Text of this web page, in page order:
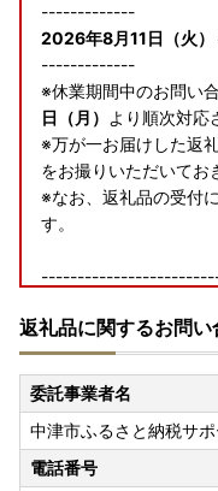
-------------
2026年8月11日（火）
-------------
※休業期間中のお問い
日（月） より順次対応
※万が一お届けした返
をお撮りいただいてお
※なお、返礼品の受付
す。
【令和8年熊本地震の
現在、熊本地震の影響
けに遅れが発生してお
り、返礼品のお届けが
配送状況の詳細は各社
返礼品に関するお問い
委託事業者名
中津市ふるさと納税サ
電話番号